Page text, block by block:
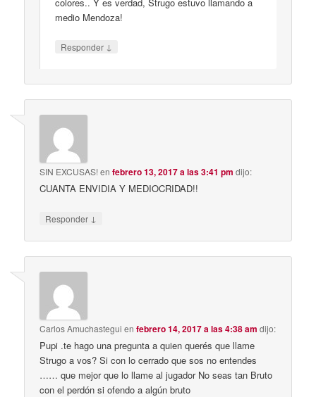
medio Mendoza!
Responder ↓
SIN EXCUSAS! enfebrero 13, 2017 a las 3:41 pm dijo:
CUANTA ENVIDIA Y MEDIOCRIDAD!!
Responder ↓
Carlos Amuchastegui enfebrero 14, 2017 a las 4:38 am dijo:
Pupi .te hago una pregunta a quien querés que llame
Strugo a vos? Si con lo cerrado que sos no entendes
…… que mejor que lo llame al jugador No seas tan Bruto
con el perdón si ofendo a algún bruto